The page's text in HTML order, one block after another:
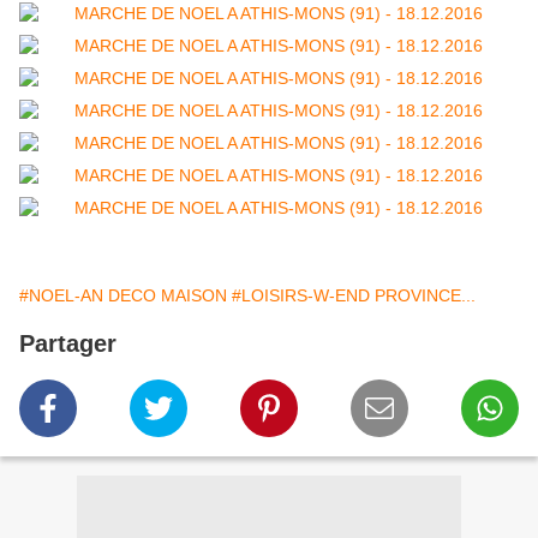
#NOEL-AN DECO MAISON #LOISIRS-W-END PROVINCE...
Partager